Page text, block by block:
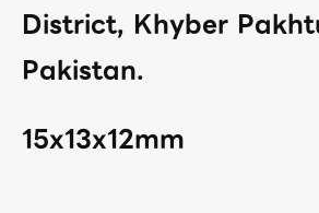
District, Khyber
Pakistan.
15x13x12mm